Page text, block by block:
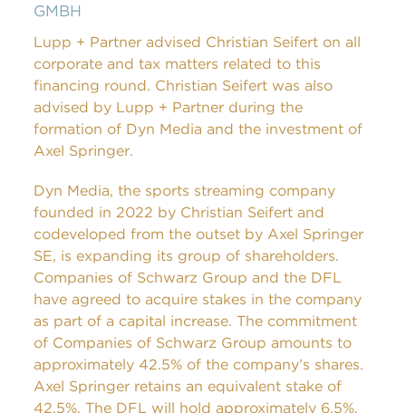
GMBH
Lupp + Partner advised Christian Seifert on all
corporate and tax matters related to this
financing round. Christian Seifert was also
advised by Lupp + Partner during the
formation of Dyn Media and the investment of
Axel Springer.
Dyn Media, the sports streaming company
founded in 2022 by Christian Seifert and
codeveloped from the outset by Axel Springer
SE, is expanding its group of shareholders.
Companies of Schwarz Group and the DFL
have agreed to acquire stakes in the company
as part of a capital increase. The commitment
of Companies of Schwarz Group amounts to
approximately 42.5% of the company’s shares.
Axel Springer retains an equivalent stake of
42.5%. The DFL will hold approximately 6.5%.